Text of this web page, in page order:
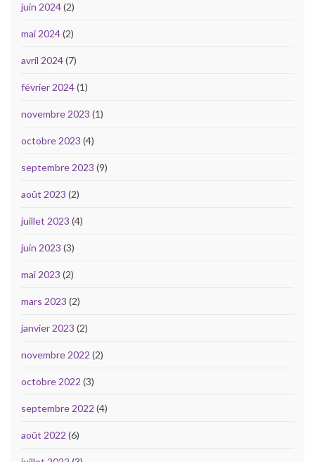
juin 2024(2)
mai 2024(2)
avril 2024(7)
février 2024(1)
novembre 2023 (1)
octobre 2023 (4)
septembre 2023 (9)
août 2023 (2)
juillet 2023 (4)
juin 2023 (3)
mai 2023 (2)
mars 2023 (2)
janvier 2023 (2)
novembre 2022 (2)
octobre 2022 (3)
septembre 2022 (4)
août 2022 (6)